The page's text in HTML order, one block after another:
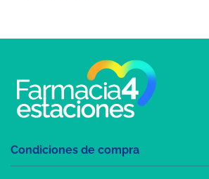
Condiciones de compra